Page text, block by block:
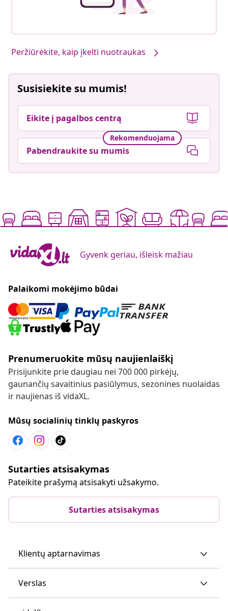
Peržiūrėkite, kaip įkelti nuotraukas
Susisiekite su mumis!
Eikite į pagalbos centrą
Rekomenduojama
Pabendraukite su mumis
Gyvenk geriau, išleisk mažiau
Palaikomi mokėjimo būdai
Prenumeruokite mūsų naujienlaiškį
Prisijunkite prie daugiau nei 700 000 pirkėjų,
gaunančių savaitinius pasiūlymus, sezonines nuolaidas
ir naujienas iš vidaXL.
Mūsų socialinių tinklų paskyros
Sutarties atsisakymas
Pateikite prašymą atsisakyti užsakymo.
Sutarties atsisakymas
Klientų aptarnavimas
Verslas